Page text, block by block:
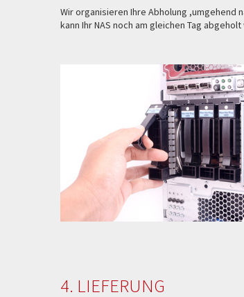
Wir organisieren Ihre Abholung ,umgehend
kann Ihr NAS noch am gleichen Tag
4. LIEFERUNG